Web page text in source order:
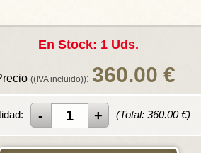
En Stock: 1 Uds.
((IVA incluido)): 360.00 €
(Total: 360.00€)